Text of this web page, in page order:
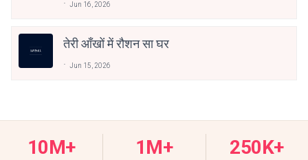
Jun 16, 2026
तेरी आँखों में रौशन सा घर
Jun 15, 2026
10M+ 1M+ 250K+